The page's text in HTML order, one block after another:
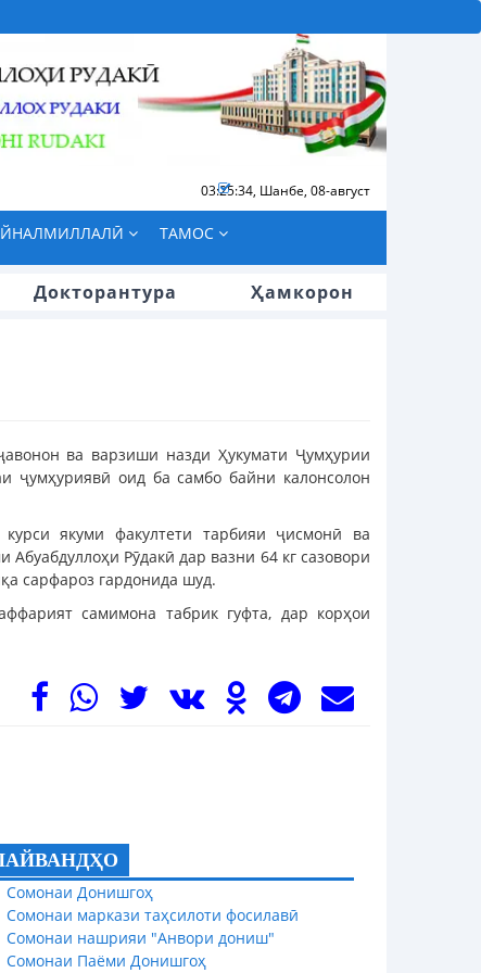
03:25:35, Шанбе, 08-август
ТАМОС
Докторантура Ҳамкорон
ва варзиши назди Ҳукумати Ҷумҳурии
ҷумҳуриявӣ оид ба самбо байни калонсолон
якуми факултети тарбияи ҷисмонӣ ва
Рӯдакӣ дар вазни 64 кг сазовори
сарфароз гардонида шуд.
самимона табрик гуфта, дар корҳои
Сомонаи Донишгоҳ
Сомонаи маркази таҳсилоти фосилавӣ
Сомонаи нашрияи "Анвори дониш"
Сомонаи Паёми Донишгоҳ